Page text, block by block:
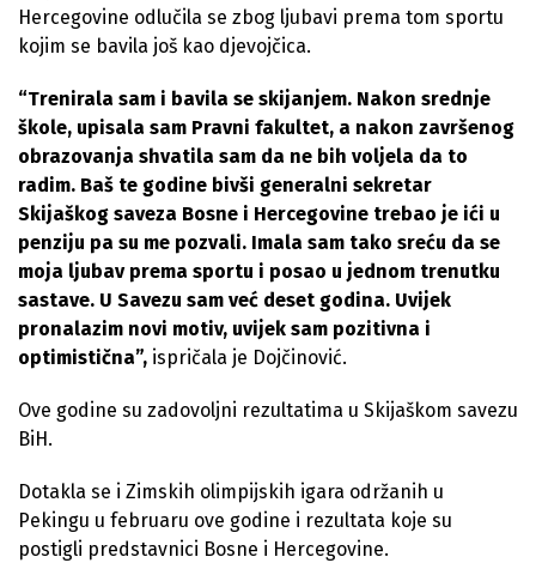
Hercegovine odlučila se zbog ljubavi prema tom sportu
kojim se bavila još kao djevojčica.
“Trenirala sam i bavila se skijanjem. Nakon srednje
škole, upisala sam Pravni fakultet, a nakon završenog
obrazovanja shvatila sam da ne bih voljela da to
radim. Baš te godine bivši generalni sekretar
Skijaškog saveza Bosne i Hercegovine trebao je ići u
penziju pa su me pozvali. Imala sam tako sreću da se
moja ljubav prema sportu i posao u jednom trenutku
sastave. U Savezu sam već deset godina. Uvijek
pronalazim novi motiv, uvijek sam pozitivna i
optimistična”, ispričala je Dojčinović.
Ove godine su zadovoljni rezultatima u Skijaškom savezu
BiH.
Dotakla se i Zimskih olimpijskih igara održanih u
Pekingu u februaru ove godine i rezultata koje su
postigli predstavnici Bosne i Hercegovine.